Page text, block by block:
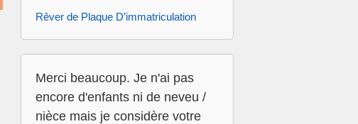
Rêver de Plaque D’immatriculation
Merci beaucoup. Je n'ai pas
encore d'enfants ni de neveu /
nièce mais je considère votre